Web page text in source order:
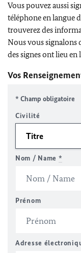
Vous pouvez aussi
téléphone en langue
trouverez des
Nous vous signalons
des signes ont lieu en
Vos
* Champ obligatoire
Civilité
Nom / Name *
Prénom
Adresse